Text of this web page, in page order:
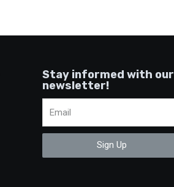
Stay informed with our
newsletter!
Sign Up